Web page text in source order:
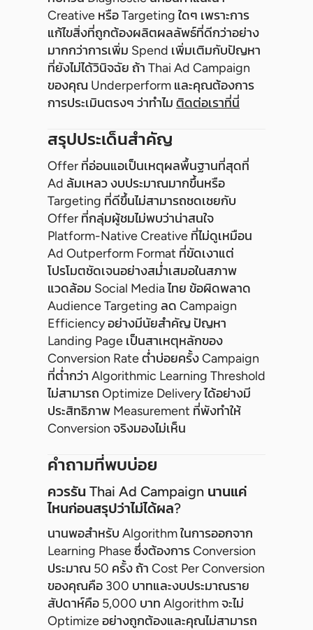
Creative หรือ Targeting ใดๆ เพราะการ
แก้ไขสิ่งที่ถูกต้องผลิตผลลัพธ์ที่ดีกว่าอย่าง
มากกว่าการเพิ่ม Spend เพิ่มเติมกับปัญหา
ที่ยังไม่ได้วินิจฉัย ถ้า Thai Ad Campaign
ของคุณ Underperform และคุณต้องการ
การประเมินตรงๆ ว่าทำไม ติดต่อเราที่นี่
สรุปประเด็นสำคัญ
Offer ที่อ่อนแอเป็นเหตุผลพื้นฐานที่สุดที่
Ad ล้มเหลว งบประมาณมากขึ้นหรือ
Targeting ที่ดีขึ้นไม่สามารถชดเชยกับ
Offer ที่กลุ่มผู้ชมไม่พบว่าน่าสนใจ
Platform-Native Creative ที่ไม่ดูเหมือน
Ad Outperform Format ที่ขัดเงาแต่
โปรโมตชัดเจนอย่างสม่ำเสมอในสภาพ
แวดล้อม Social Media ไทย ข้อผิดพลาด
Audience Targeting ลด Campaign
Efficiency อย่างมีนัยสำคัญ ปัญหา
Landing Page เป็นสาเหตุหลักของ
Conversion Rate ต่ำบ่อยครั้ง Campaign
ที่ต่ำกว่า Algorithmic Learning Threshold
ไม่สามารถ Optimize Delivery ได้อย่างมี
ประสิทธิภาพ Measurement ที่พังทำให้
Conversion จริงมองไม่เห็น
คำถามที่พบบ่อย
ควรรัน Thai Ad Campaign นานแค่
ไหนก่อนสรุปว่าไม่ได้ผล?
นานพอสำหรับ Algorithm ในการออกจาก
Learning Phase ซึ่งต้องการ Conversion
ประมาณ 50 ครั้ง ถ้า Cost Per Conversion
ของคุณคือ 300 บาทและงบประมาณราย
สัปดาห์คือ 5,000 บาท Algorithm จะไม่
Optimize อย่างถูกต้องและคุณไม่สามารถ